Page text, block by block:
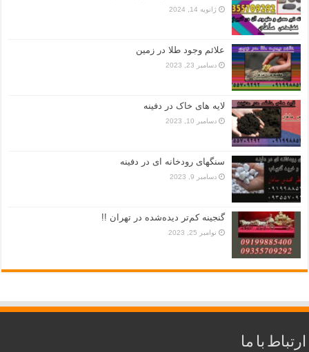
ژانویه 14, 2024
علائم وجود طلا در زمین
دسامبر 23, 2023
لایه های خاک در دفینه
دسامبر 10, 2023
سنگهای رودخانه ای در دفینه
دسامبر 9, 2023
گنجینه کم‌تر دیده‌شده در تهران !!
نوامبر 25, 2023
ارتباط با ما